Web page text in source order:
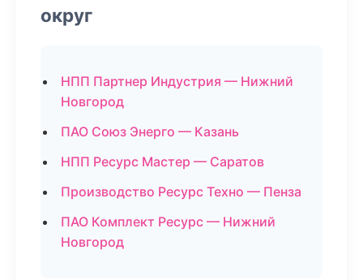
округ
НПП Партнер Индустрия — Нижний
Новгород
ПАО Союз Энерго — Казань
НПП Ресурс Мастер — Саратов
Производство Ресурс Техно — Пенза
ПАО Комплект Ресурс — Нижний
Новгород